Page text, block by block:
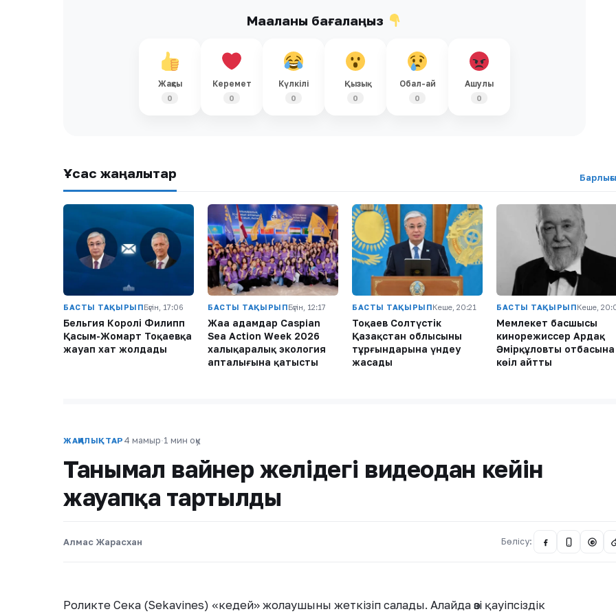
Мақаланы бағалаңыз
Жақсы
0
Керемет
0
Күлкілі
0
Қызық
0
Обал-ай
0
Ашулы
0
Ұқсас жаңалықтар
БАСТЫ ТАҚЫРЫПБүгін, 17:06
Бельгия Королі Филипп
Қасым-Жомарт Тоқаевқа
жауап хат жолдады
БАСТЫ ТАҚЫРЫПБүгін, 12:17
Жаңа адамдар Caspian
Sea Action Week 2026
халықаралық экология
апталығына қатысты
БАСТЫ ТАҚЫРЫПКеше, 20:21
Тоқаев Солтүстік
Қазақстан облысының
тұрғындарына үндеу
жасады
БАСТЫ ТАҚЫРЫПКеше,
Мемлекет басшысы
кинорежиссер Ардақ
Әмірқұловтың отбасына
көңіл айтты
ЖАҢАЛЫҚТАР 4 мамыр·1 мин оқу
Танымал вайнер желідегі видеодан кейін
жауапқа тартылды
Алмас Жарасхан Бөлісу: @
Роликте Сека (Sekavines) «кедей» жолаушыны жеткізіп салады. Алайда өзі қауіпсіздік